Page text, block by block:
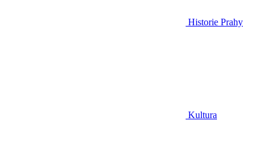
Historie Prahy
Kultura